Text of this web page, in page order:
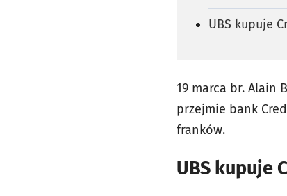
UBS kupuje
19 marca br. Alain
przejmie bank
franków.
UBS kupuje